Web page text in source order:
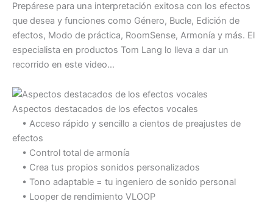
Prepárese para una interpretación exitosa con los efectos
que desea y funciones como Género, Bucle, Edición de
efectos, Modo de práctica, RoomSense, Armonía y más. El
especialista en productos Tom Lang lo lleva a dar un
recorrido en este video…
Aspectos destacados de los efectos vocales
• Acceso rápido y sencillo a cientos de preajustes de
efectos
• Control total de armonía
• Crea tus propios sonidos personalizados
• Tono adaptable = tu ingeniero de sonido personal
• Looper de rendimiento VLOOP